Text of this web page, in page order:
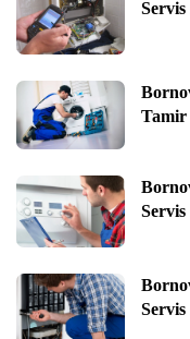
Servis
Tamir
Servis
Servis